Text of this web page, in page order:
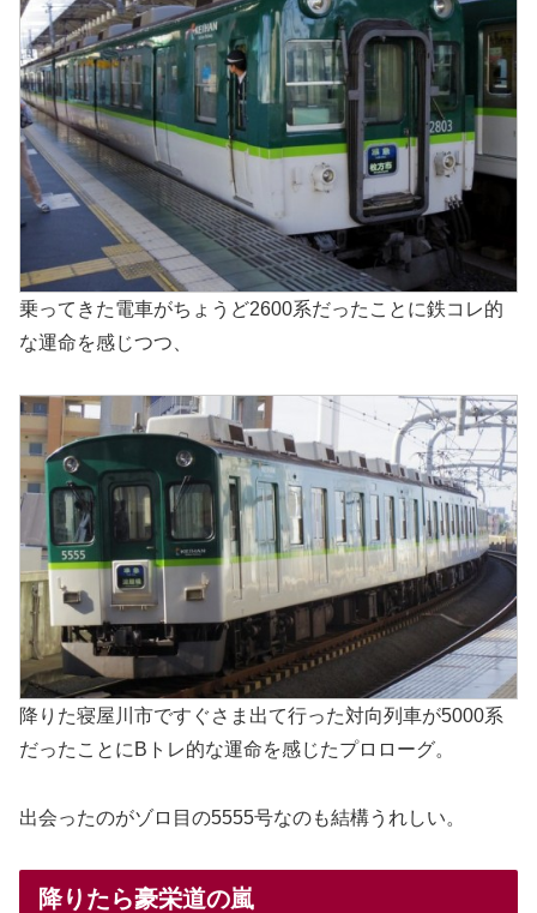
乗ってきた電車がちょうど2600系だったことに鉄コレ的
な運命を感じつつ、
降りた寝屋川市ですぐさま出て行った対向列車が5000系
だったことにBトレ的な運命を感じたプロローグ。
出会ったのがゾロ目の5555号なのも結構うれしい。
降りたら豪栄道の嵐